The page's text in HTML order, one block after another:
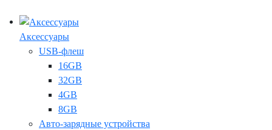
Аксессуары
USB-флеш
16GB
32GB
4GB
8GB
Авто-зарядные устройства